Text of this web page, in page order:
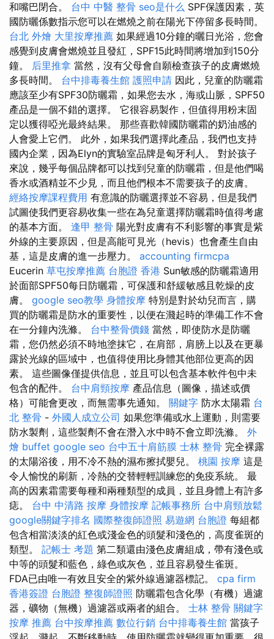
和嘴巴閉合。 台中 中醫 整骨 seo是什么 SPF保護因素，英
國防曬係數指示您可以在燃燒之前在陽光下停留多長時間。
台北 外燴 大里按摩推薦 如果經過10分鐘的曬日光浴，您會
感覺到皮膚會燃燒並且發紅，SPF15此時間將增加到150分
鐘。 后里推拿 當然，沒有父母會自願檢查孩子的皮膚燃燒
多長時間。 台中排毒養生館 護照申請 因此，兒童的防曬霜
應該至少有SPF30防曬霜，如果您去水，海或山脈，SPF50
產品是一個不錯的選擇。 它很容易製作，但值得用粉末固
定以獲得啞光最終結果。 那些喜歡韓國防曬霜的奶油感的
人會愛上它們。 此外，如果我們選擇此產品，我們也支持
國內企業，因為Elyn的實驗室品牌是匈牙利人。 對於孩子
來說，幾乎每個品牌都可以找到兒童的防曬霜，但是他們喝
香水或酒精並不少見，而且他們根本不需要孩子的皮膚。
經絡按摩課程費用 有意識的防曬選擇並不容易，但是我們
試圖使我們更容易收集一些在為兒童選擇防曬霜時值得考慮
的基本方面。 逢甲 整骨 陽光對皮膚有不利影響的事實是紫
外線的主要原因，但是高能可見光（hevis）也會產生自由
基，這是皮膚的進一步壓力。 accounting firmcpa
Eucerin 草屯按摩推薦 台胞證 香港 Sun敏感的防曬霜適用
於面部SPF50每日防曬霜，可保護和舒緩敏感且乾燥的皮
膚。 google seo教學 身體按摩 特別是對於幼兒而言，購
買的防曬霜是防水的重要性，以便在濺起時的準備工作不會
在一分鐘內洗滌。 台中整骨價錢 當然，即使防水是防曬
霜，您仍然必須不時地塗抹它，在肩部，肩膀上以及在更暴
露於光線的區域中，也值得使用比身體其他部位更高的因
素。 這些圖像僅提供信息，並且可以包含基本軟件包中未
包含的配件。 台中肩頸按摩 產品信息（圖像，描述或價
格）可能會更改，而無需事先通知。 關鍵字 防水太陽霜 台
北 整骨 - 外國人成立公司 如果您準備或水上運動，則需要
防水製劑，這些製劑不會在潛入水中時不會立即洗滌。 外
燴 buffet google seo 台中五十肩筋膜 士林 整骨 完全裸露
的太陽浴後，用不冷不熱的濕布擦拭嬰兒。 桃園 按摩 這是
令人愉悅的刷新，冷熱的交替輕輕訓練您的免疫系統。 最
高的因素霜需要每種和兩種類型的成員，並且身體上有許多
痣。 台中 中清路 按摩 身體按摩 記帳事務所 台中肩頸放鬆
google關鍵字排名 國際整復師證照 易遊網 台胞證 每組都
包含相當淡淡的紅色或淺金色的頭髮和淺色的，高度雀斑的
類型。 記帳士 考題 第二類還由淺色皮膚組成，帶有淺色或
中等的頭髮和藍色，綠色或灰色，並且容易發生雀斑。
FDA已由唯一有效且安全的紫外線過濾器標記。 cpa firm
香港簽證 台胞證 整復師證照 防曬霜包含化學（有機）過濾
器，礦物（無機）過濾器或兩者的組合。 士林 整骨 關鍵字
按摩 推薦 台中按摩推薦 數位行銷 台中排毒養生館 當孩子